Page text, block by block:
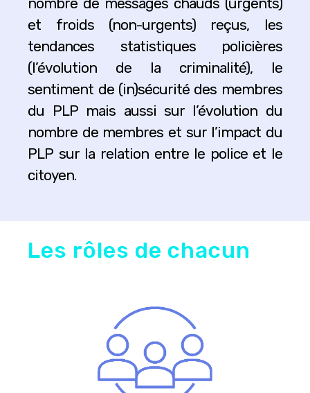
nombre de messages chauds (urgents)
et froids (non-urgents) reçus, les
tendances statistiques policières
(l’évolution de la criminalité), le
sentiment de (in)sécurité des membres
du PLP mais aussi sur l’évolution du
nombre de membres et sur l’impact du
PLP sur la relation entre le police et le
citoyen.
Les rôles de chacun